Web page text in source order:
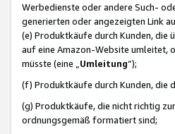
Werbedienste oder andere Such-
generierten oder angezeigten Link
(e) Produktkäufe durch Kunden, die
auf eine Amazon-Website umleitet,
müsste (eine „ Umleitung“);
(f) Produktkäufe durch Kunden, die
(g) Produktkäufe, die nicht richtig
ordnungsgemäß formatiert sind;